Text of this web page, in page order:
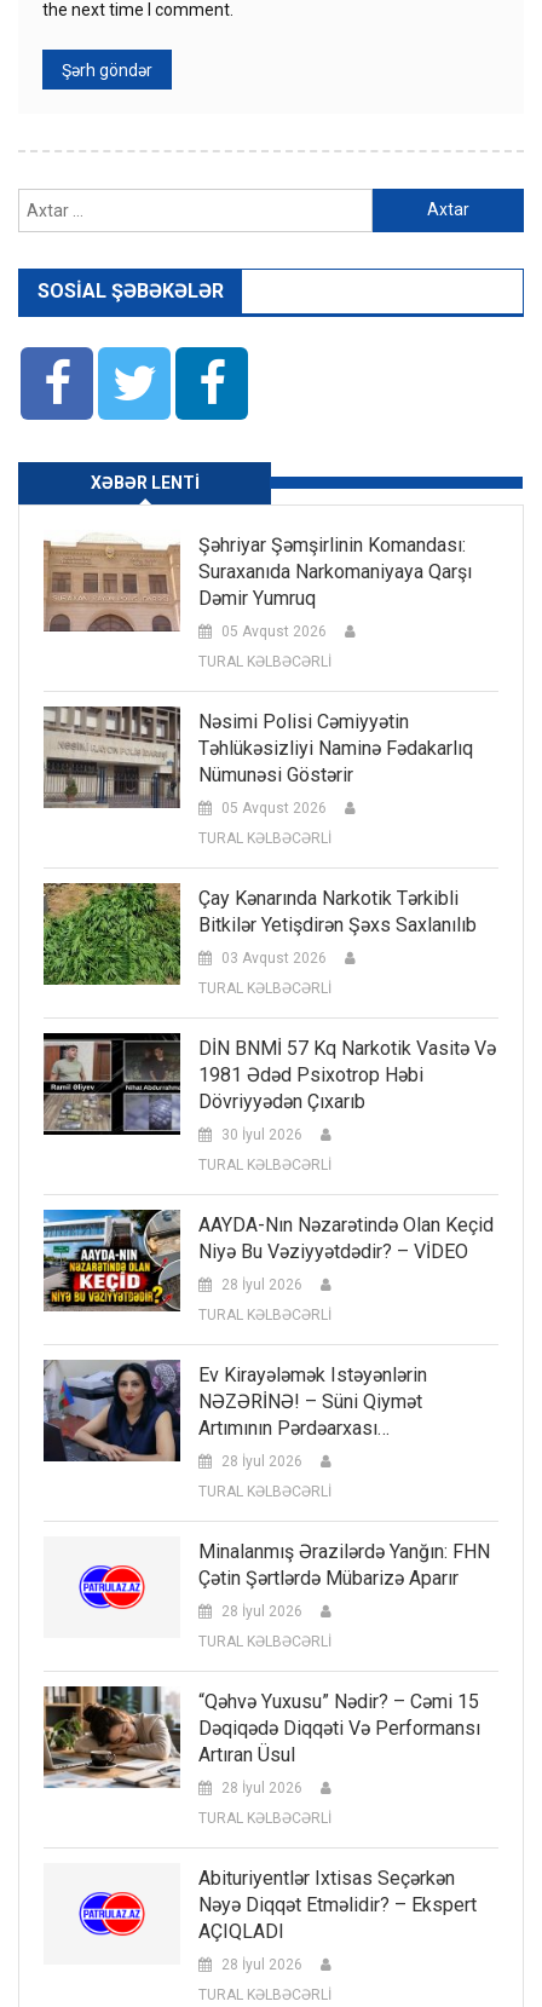
the next time I comment.
SOSIAL ŞƏBƏKƏLƏR
XƏBƏR LENTI
Şəhriyar Şəmşirlinin Komandası:
Suraxanıda Narkomaniyaya Qarşı
Dəmir Yumruq
05 Avqust 2026
TURAL KƏLBƏCƏRLİ
Nəsimi Polisi Cəmiyyətin
Təhlükəsizliyi Naminə Fədakarlıq
Nümunəsi Göstərir
05 Avqust 2026
TURAL KƏLBƏCƏRLİ
Çay Kənarında Narkotik Tərkibli
Bitkilər Yetişdirən Şəxs Saxlanılıb
03 Avqust 2026
TURAL KƏLBƏCƏRLİ
DİN BNMİ 57 Kq Narkotik Vasitə Və
1981 Ədəd Psixotrop Həbi
Dövriyyədən Çıxarıb
30 İyul 2026
TURAL KƏLBƏCƏRLİ
AAYDA-Nın Nəzarətində Olan Keçid
Niyə Bu Vəziyyətdədir? – VİDEO
28 İyul 2026
TURAL KƏLBƏCƏRLİ
Ev Kirayələmək Istəyənlərin
NƏZƏRİNƏ! – Süni Qiymət
Artımının Pərdəarxası…
28 İyul 2026
TURAL KƏLBƏCƏRLİ
Minalanmış Ərazilərdə Yanğın: FHN
Çətin Şərtlərdə Mübarizə Aparır
28 İyul 2026
TURAL KƏLBƏCƏRLİ
“Qəhvə Yuxusu” Nədir? – Cəmi 15
Dəqiqədə Diqqəti Və Performansı
Artıran Üsul
28 İyul 2026
TURAL KƏLBƏCƏRLİ
Abituriyentlər Ixtisas Seçərkən
Nəyə Diqqət Etməlidir? – Ekspert
AÇIQLADI
28 İyul 2026
TURAL KƏLBƏCƏRLİ